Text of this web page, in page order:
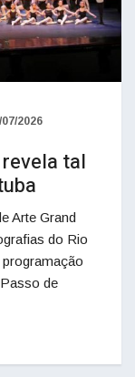
07/2026
tal
Arte Grand
do Rio
de